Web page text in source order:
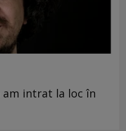
am intrat la loc în